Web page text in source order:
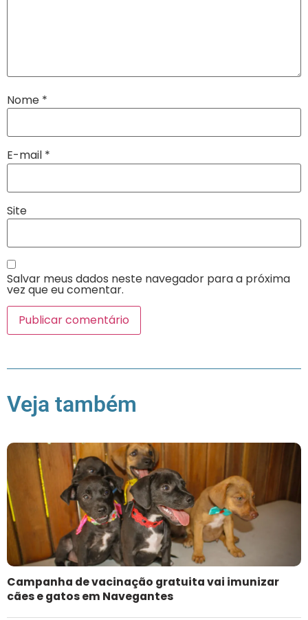
Nome *
E-mail *
Site
Salvar meus dados neste navegador para a próxima
vez que eu comentar.
Veja também
Campanha de vacinação gratuita vai imunizar
cães e gatos em Navegantes